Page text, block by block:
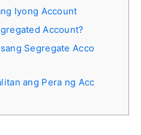
Iyong Account
Account?
Segregate Acco
ang Pera ng Acc